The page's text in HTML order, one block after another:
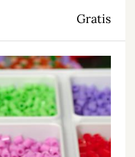
Gratis